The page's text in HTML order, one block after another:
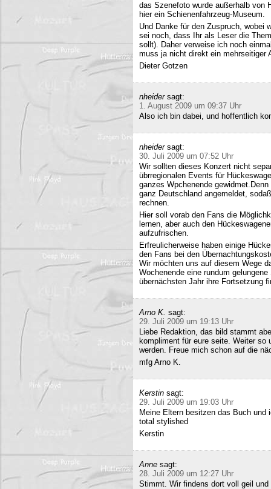
das Szenefoto wurde außerhalb von
hier ein Schienenfahrzeug-Museum.
Und Danke für den Zuspruch, wobei
sei noch, dass Ihr als Leser die
sollt). Daher verweise ich noch
muss ja nicht direkt ein mehrseitiger
Dieter Gotzen
nheider sagt:
1. August 2009 um 09:37 Uhr
Also ich bin dabei, und hoffentlich
nheider sagt:
30. Juli 2009 um 07:52 Uhr
Wir sollten dieses Konzert nicht
übrregionalen Events für
ganzes Wpchenende
ganz Deutschland angemeldet,
rechnen.
Hier soll vorab den Fans die
lernen, aber auch den
aufzufrischen.
Erfreulicherweise haben einige
den Fans bei den
Wir möchten uns auf diesem Wege
Wochenende eine rundum
übernächsten Jahr ihre Fortsetzung
Arno K. sagt:
29. Juli 2009 um 19:13 Uhr
Liebe Redaktion, das bild stammt
kompliment für eure seite. Weiter so
werden. Freue mich schon auf die
mfg Arno K.
Kerstin sagt:
29. Juli 2009 um 19:03 Uhr
Meine Eltern besitzen das Buch
total stylished
Kerstin
Anne sagt:
28. Juli 2009 um 12:27 Uhr
Stimmt. Wir findens dort voll geil und